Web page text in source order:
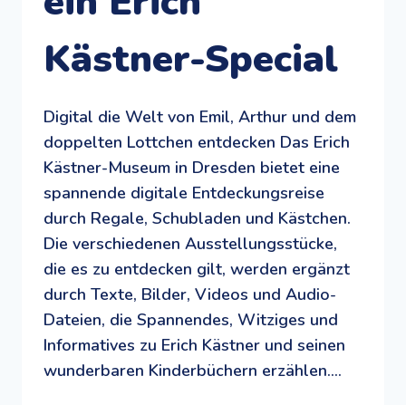
Kästner-Special
Digital die Welt von Emil, Arthur und dem
doppelten Lottchen entdecken Das Erich
Kästner-Museum in Dresden bietet eine
spannende digitale Entdeckungsreise
durch Regale, Schubladen und Kästchen.
Die verschiedenen Ausstellungsstücke,
die es zu entdecken gilt, werden ergänzt
durch Texte, Bilder, Videos und Audio-
Dateien, die Spannendes, Witziges und
Informatives zu Erich Kästner und seinen
wunderbaren Kinderbüchern erzählen….